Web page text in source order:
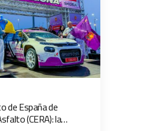
de España de
(CERA): la